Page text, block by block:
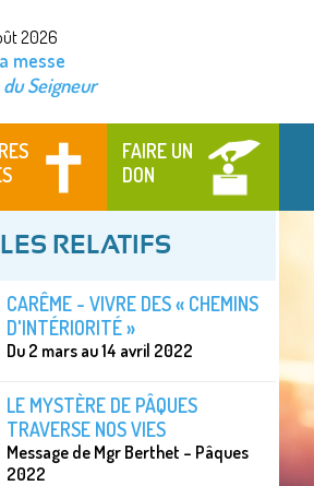
2026
messe
Seigneur
FAIRE UN
DON
RELATIFS
CARÊME - VIVRE DES « CHEMINS
D'INTÉRIORITÉ »
Du 2 mars au 14 avril 2022
LE MYSTÈRE DE PÂQUES
TRAVERSE NOS VIES
Message de Mgr Berthet – Pâques
2022